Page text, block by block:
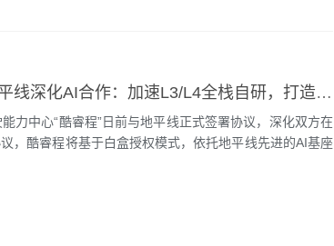
大众汽车集团（中国）联合地平线深化AI合作：加速L3/L4全栈自研，打造大众智驾新标杆
中心“酷睿程”日前与地平线正式签署协议，深化双方在
，酷睿程将基于白盒授权模式，依托地平线先进的AI基座